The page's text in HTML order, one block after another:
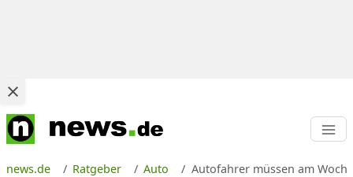
news.de Ratgeber Auto Autofahrer müssen am